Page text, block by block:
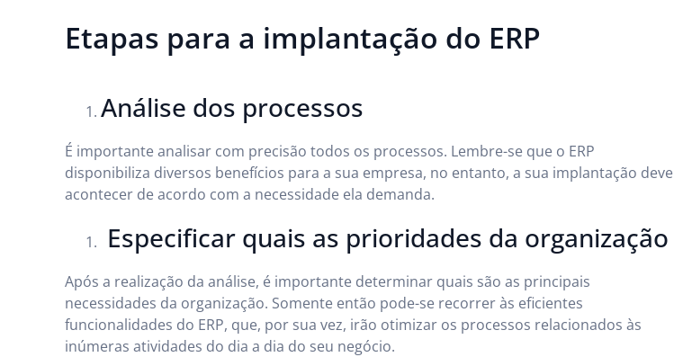
Etapas para a implantação do ERP
Análise dos processos
É importante analisar com precisão todos os processos. Lembre-se que o ERP
disponibiliza diversos benefícios para a sua empresa, no entanto, a sua implantação deve
acontecer de acordo com a necessidade ela demanda.
Especificar quais as prioridades da organização
Após a realização da análise, é importante determinar quais são as principais
necessidades da organização. Somente então pode-se recorrer às eficientes
funcionalidades do ERP, que, por sua vez, irão otimizar os processos relacionados às
inúmeras atividades do dia a dia do seu negócio.